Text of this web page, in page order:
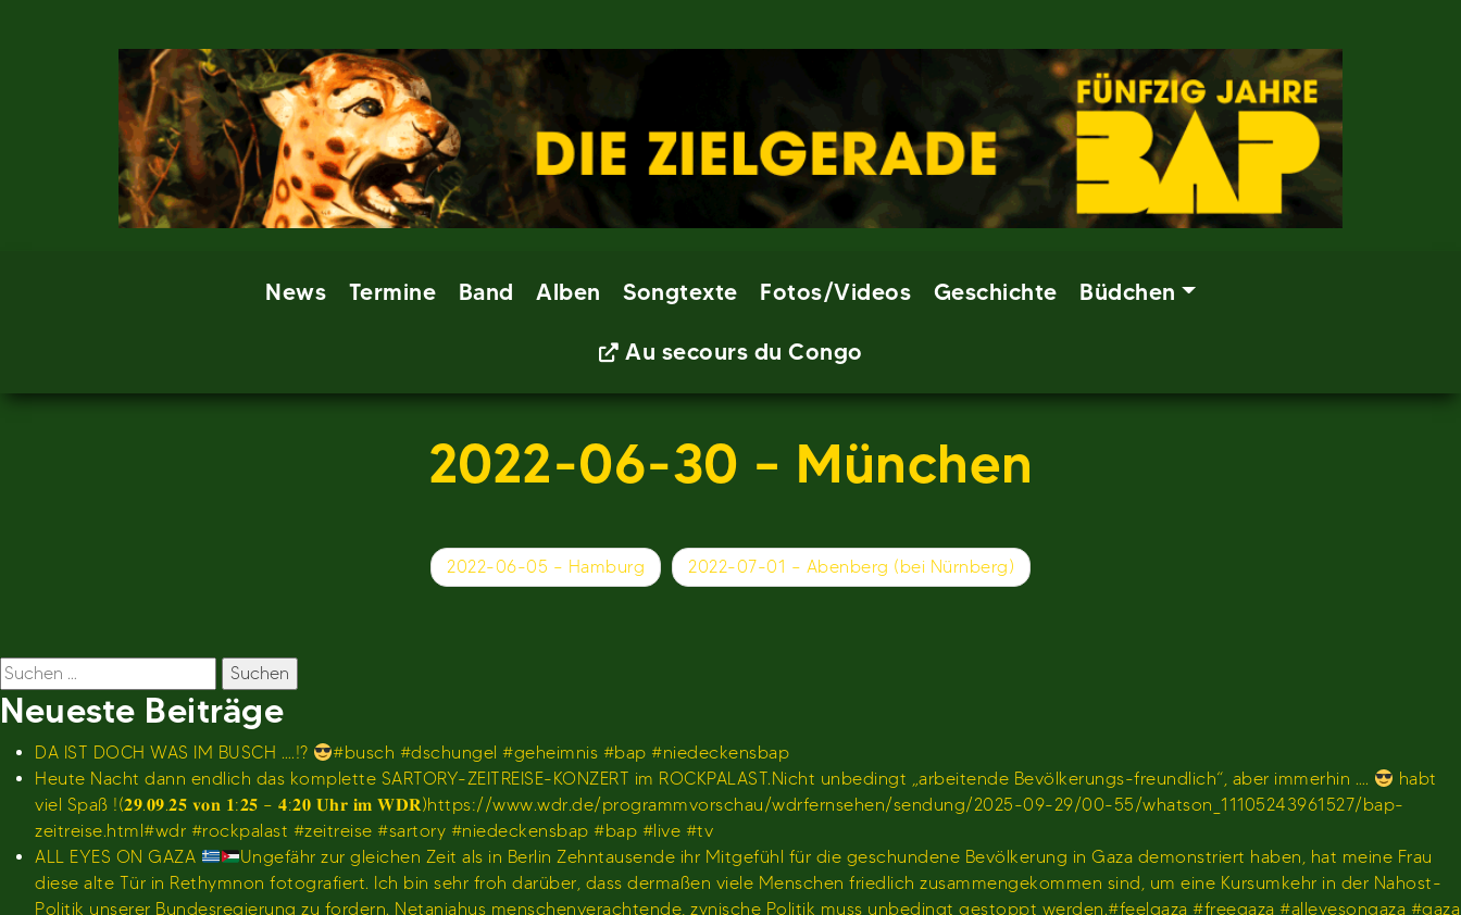
News Termine Band Alben Songtexte Fotos/Videos Geschichte Büdchen
Au secours du Congo
2022-06-30 – München
2022-06-05 – Hamburg 2022-07-01 – Abenberg (bei Nürnberg)
Suchen
nach:
Neueste Beiträge
DA IST DOCH WAS IM BUSCH ….!?
#busch #dschungel #geheimnis #bap #niedeckensbap
Heute Nacht dann endlich das komplette SARTORY-ZEITREISE-KONZERT im ROCKPALAST.Nicht unbedingt „arbeitende Bevölkerungs-freundlich“, aber immerhin ….
habt
viel Spaß !(𝟐𝟗.𝟎𝟗.𝟐𝟓 𝐯𝐨𝐧 𝟏:𝟐𝟓 – 𝟒:𝟐𝟎 𝐔𝐡𝐫 𝐢𝐦 𝐖𝐃𝐑)https://www.wdr.de/programmvorschau/wdrfernsehen/sendung/2025-09-29/00-55/whatson_11105243961527/bap-
zeitreise.html#wdr #rockpalast #zeitreise #sartory #niedeckensbap #bap #live #tv
ALL EYES ON GAZA
Ungefähr zur gleichen Zeit als in Berlin Zehntausende ihr Mitgefühl für die geschundene Bevölkerung in Gaza demonstriert haben, hat meine Frau
diese alte Tür in Rethymnon fotografiert. Ich bin sehr froh darüber, dass dermaßen viele Menschen friedlich zusammengekommen sind, um eine Kursumkehr in der Nahost-
Politik unserer Bundesregierung zu fordern. Netanjahus menschenverachtende, zynische Politik muss unbedingt gestoppt werden.#feelgaza #freegaza #alleyesongaza #gaza